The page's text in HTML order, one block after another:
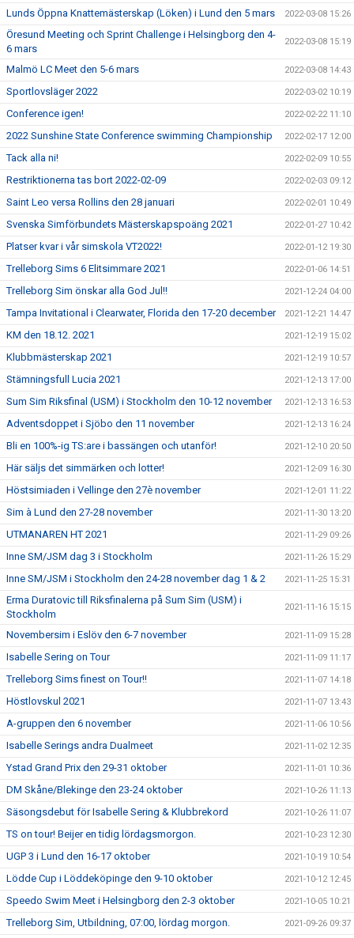
Lunds Öppna Knattemästerskap (Löken) i Lund den 5 mars 2022-03-08 15:26
Öresund Meeting och Sprint Challenge i Helsingborg den 4-
6 mars
2022-03-08 15:19
Malmö LC Meet den 5-6 mars 2022-03-08 14:43
Sportlovsläger 2022 2022-03-02 10:19
Conference igen! 2022-02-22 11:10
2022 Sunshine State Conference swimming Championship 2022-02-17 12:00
Tack alla ni! 2022-02-09 10:55
Restriktionerna tas bort 2022-02-09 2022-02-03 09:12
Saint Leo versa Rollins den 28 januari 2022-02-01 10:49
Svenska Simförbundets Mästerskapspoäng 2021 2022-01-27 10:42
Platser kvar i vår simskola VT2022! 2022-01-12 19:30
Trelleborg Sims 6 Elitsimmare 2021 2022-01-06 14:51
Trelleborg Sim önskar alla God Jul!! 2021-12-24 04:00
Tampa Invitational i Clearwater, Florida den 17-20 december 2021-12-21 14:47
KM den 18.12. 2021 2021-12-19 15:02
Klubbmästerskap 2021 2021-12-19 10:57
Stämningsfull Lucia 2021 2021-12-13 17:00
Sum Sim Riksfinal (USM) i Stockholm den 10-12 november 2021-12-13 16:53
Adventsdoppet i Sjöbo den 11 november 2021-12-13 16:24
Bli en 100%-ig TS:are i bassängen och utanför! 2021-12-10 20:50
Här säljs det simmärken och lotter! 2021-12-09 16:30
Höstsimiaden i Vellinge den 27è november 2021-12-01 11:22
Sim à Lund den 27-28 november 2021-11-30 13:20
UTMANAREN HT 2021 2021-11-29 09:26
Inne SM/JSM dag 3 i Stockholm 2021-11-26 15:29
Inne SM/JSM i Stockholm den 24-28 november dag 1 & 2 2021-11-25 15:31
Erma Duratovic till Riksfinalerna på Sum Sim (USM) i
Stockholm
2021-11-16 15:15
Novembersim i Eslöv den 6-7 november 2021-11-09 15:28
Isabelle Sering on Tour 2021-11-09 11:17
Trelleborg Sims finest on Tour!! 2021-11-07 14:18
Höstlovskul 2021 2021-11-07 13:43
A-gruppen den 6 november 2021-11-06 10:56
Isabelle Serings andra Dualmeet 2021-11-02 12:35
Ystad Grand Prix den 29-31 oktober 2021-11-01 10:36
DM Skåne/Blekinge den 23-24 oktober 2021-10-26 11:13
Säsongsdebut för Isabelle Sering & Klubbrekord 2021-10-26 11:07
TS on tour! Beijer en tidig lördagsmorgon. 2021-10-23 12:30
UGP 3 i Lund den 16-17 oktober 2021-10-19 10:54
Lödde Cup i Löddeköpinge den 9-10 oktober 2021-10-12 12:45
Speedo Swim Meet i Helsingborg den 2-3 oktober 2021-10-05 10:21
Trelleborg Sim, Utbildning, 07:00, lördag morgon. 2021-09-26 09:37